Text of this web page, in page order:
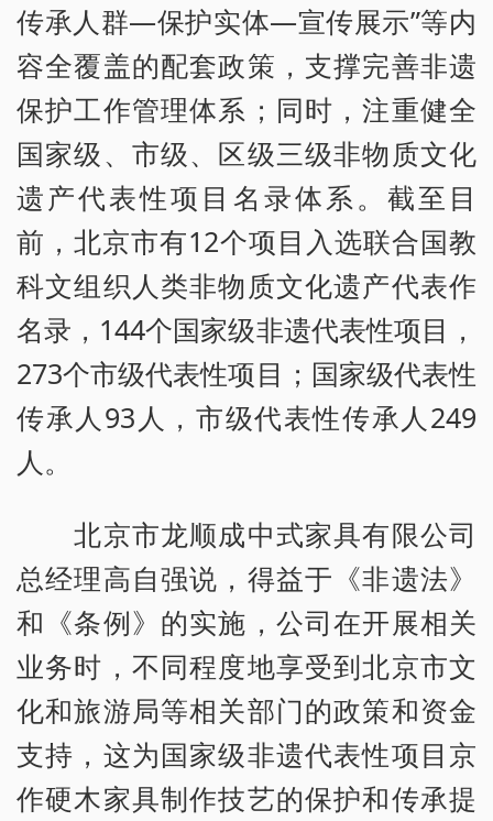
传承人群—保护实体—宣传展示”等内
容全覆盖的配套政策，支撑完善非遗
保护工作管理体系；同时，注重健全
国家级、市级、区级三级非物质文化
遗产代表性项目名录体系。截至目
前，北京市有12个项目入选联合国教
科文组织人类非物质文化遗产代表作
名录，144个国家级非遗代表性项目，
273个市级代表性项目；国家级代表性
传承人93人，市级代表性传承人249
人。
北京市龙顺成中式家具有限公司
总经理高自强说，得益于《非遗法》
和《条例》的实施，公司在开展相关
业务时，不同程度地享受到北京市文
化和旅游局等相关部门的政策和资金
支持，这为国家级非遗代表性项目京
作硬木家具制作技艺的保护和传承提